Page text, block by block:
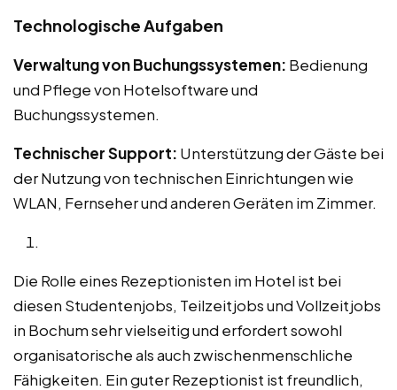
Technologische Aufgaben
Verwaltung von Buchungssystemen: Bedienung
und Pflege von Hotelsoftware und
Buchungssystemen.
Technischer Support: Unterstützung der Gäste bei
der Nutzung von technischen Einrichtungen wie
WLAN, Fernseher und anderen Geräten im Zimmer.
Die Rolle eines Rezeptionisten im Hotel ist bei
diesen Studentenjobs, Teilzeitjobs und Vollzeitjobs
in Bochum sehr vielseitig und erfordert sowohl
organisatorische als auch zwischenmenschliche
Fähigkeiten. Ein guter Rezeptionist ist freundlich,